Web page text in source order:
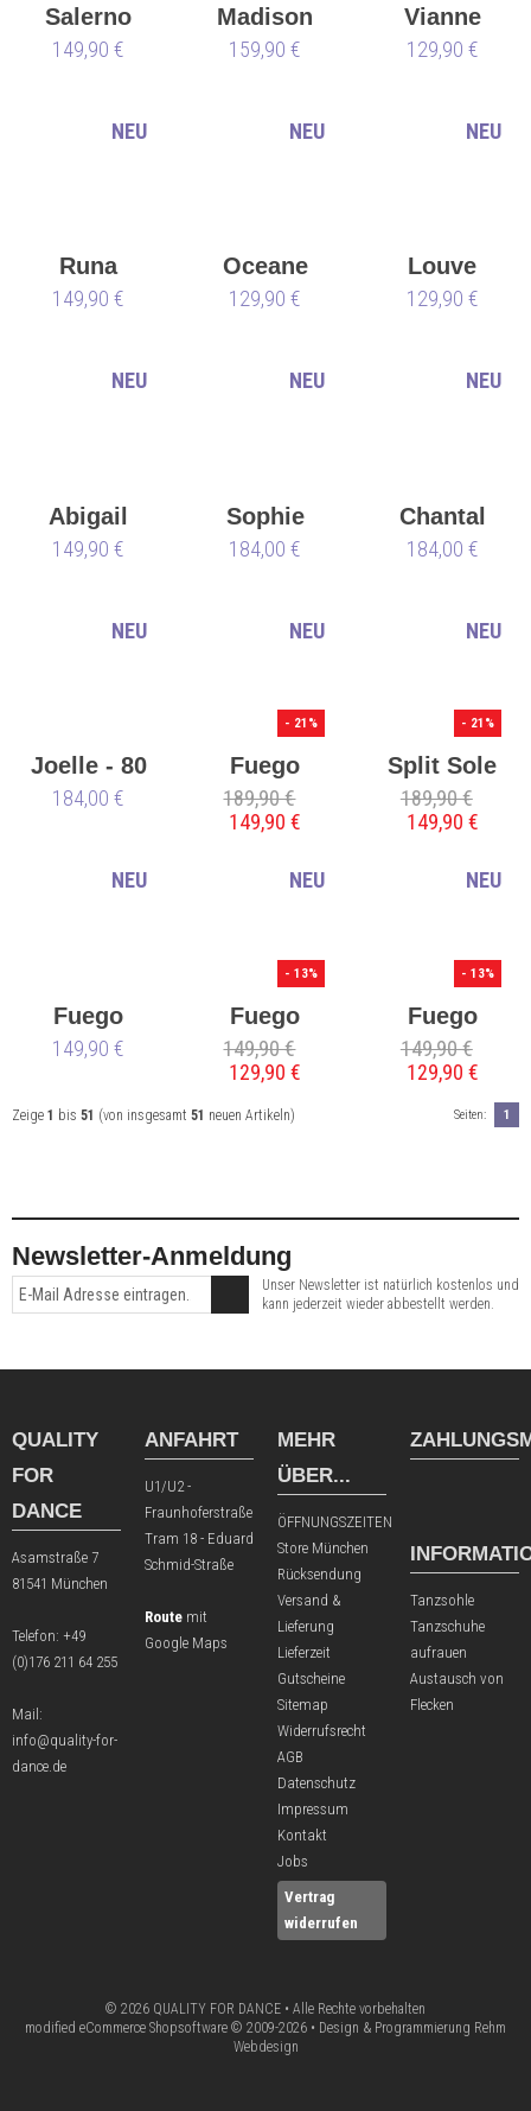
Salerno
149,90 €
Madison
159,90 €
Vianne
129,90 €
Runa
149,90 €
NEU
Oceane
129,90 €
NEU
Louve
129,90 €
NEU
Abigail
149,90 €
NEU
Sophie
DUS - 80
184,00 €
NEU
Chantal
DUS - 85
184,00 €
NEU
Joelle - 80
mm - EU
184,00 €
NEU
Fuego
Low-Top
Derek
189,90 €
149,90 €
- 21%
NEU
Split Sole
Derek
Hough
189,90 €
149,90 €
- 21%
NEU
Fuego
Low-Top
vegan 🌱
149,90 €
NEU
Fuego
Low-Top
grün -
vegan 🌱
149,90 €
129,90 €
- 13%
NEU
Fuego
Low-Top
blau -
vegan 🌱
149,90 €
129,90 €
- 13%
NEU
Zeige 1 bis 51 (von insgesamt 51 neuen Artikeln) Seiten: 1
Newsletter-Anmeldung
Unser Newsletter ist natürlich kostenlos und
kann jederzeit wieder abbestellt werden.
QUALITY
FOR
DANCE
Asamstraße 7
81541 München
Telefon: +49
(0)176 211 64 255
Mail:
info@quality-for-
dance.de
ANFAHRT
U1/U2 -
Fraunhoferstraße
Tram 18 - Eduard
Schmid-Straße
Route mit
Google Maps
MEHR
ÜBER...
ÖFFNUNGSZEITEN
Store München
Rücksendung
Versand &
Lieferung
Lieferzeit
Gutscheine
Sitemap
Widerrufsrecht
AGB
Datenschutz
Impressum
Kontakt
Jobs
Vertrag
widerrufen
Tanzsohle
Tanzschuhe
aufrauen
Austausch von
Flecken
© 2026 QUALITY FOR DANCE • Alle Rechte vorbehalten
modified eCommerce Shopsoftware © 2009-2026 • Design & Programmierung Rehm
Webdesign